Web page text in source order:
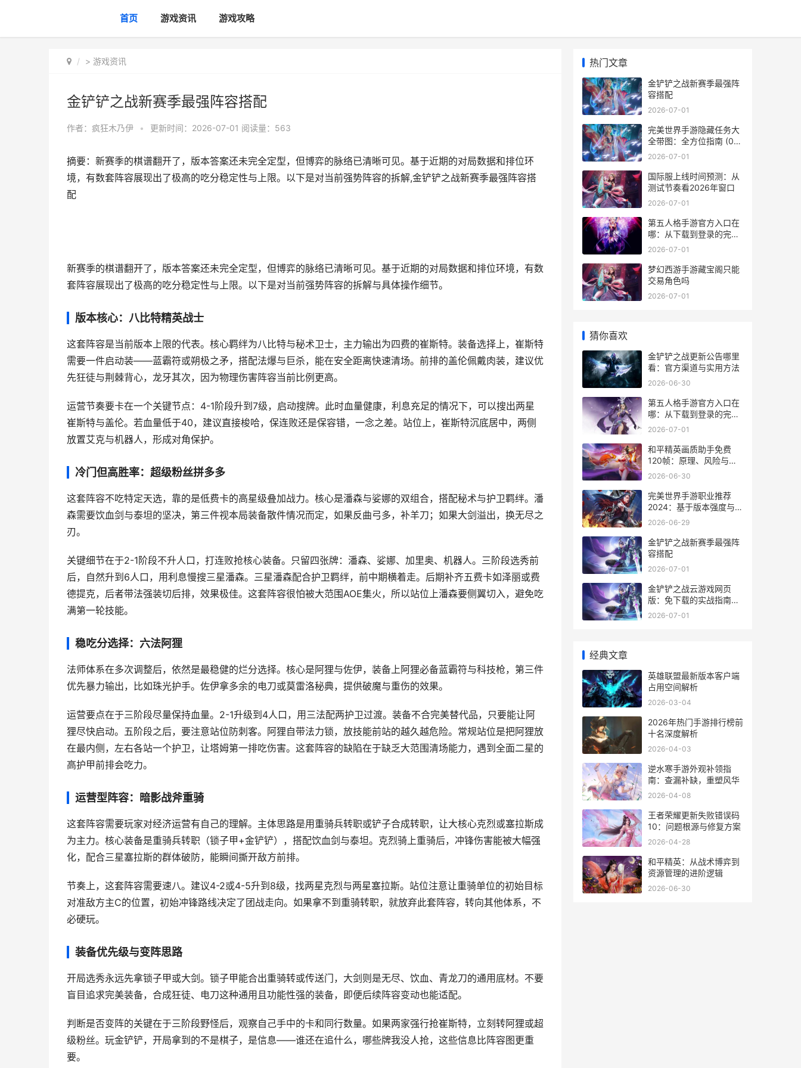
首页 游戏资讯 游戏攻略
> 游戏资讯
金铲铲之战新赛季最强阵容搭配
作者： 疯狂木乃伊 • 更新时间：2026-07-01 阅读量：563
摘要：新赛季的棋谱翻开了，版本答案还未完全定型，但博弈的脉络已清晰可见。基于近期的对局数据和排位环
境，有数套阵容展现出了极高的吃分稳定性与上限。以下是对当前强势阵容的拆解,金铲铲之战新赛季最强阵容搭
配
新赛季的棋谱翻开了，版本答案还未完全定型，但博弈的脉络已清晰可见。基于近期的对局数据和排位环境，有数
套阵容展现出了极高的吃分稳定性与上限。以下是对当前强势阵容的拆解与具体操作细节。
版本核心：八比特精英战士
这套阵容是当前版本上限的代表。核心羁绊为八比特与秘术卫士，主力输出为四费的崔斯特。装备选择上，崔斯特
需要一件启动装——蓝霸符或朔极之矛，搭配法爆与巨杀，能在安全距离快速清场。前排的盖伦佩戴肉装，建议优
先狂徒与荆棘背心，龙牙其次，因为物理伤害阵容当前比例更高。
运营节奏要卡在一个关键节点：4-1阶段升到7级，启动搜牌。此时血量健康，利息充足的情况下，可以搜出两星
崔斯特与盖伦。若血量低于40，建议直接梭哈，保连败还是保容错，一念之差。站位上，崔斯特沉底居中，两侧
放置艾克与机器人，形成对角保护。
冷门但高胜率：超级粉丝拼多多
这套阵容不吃特定天选，靠的是低费卡的高星级叠加战力。核心是潘森与娑娜的双组合，搭配秘术与护卫羁绊。潘
森需要饮血剑与泰坦的坚决，第三件视本局装备散件情况而定，如果反曲弓多，补羊刀；如果大剑溢出，换无尽之
刃。
关键细节在于2-1阶段不升人口，打连败抢核心装备。只留四张牌：潘森、娑娜、加里奥、机器人。三阶段选秀前
后，自然升到6人口，用利息慢搜三星潘森。三星潘森配合护卫羁绊，前中期横着走。后期补齐五费卡如泽丽或费
德提克，后者带法强装切后排，效果极佳。这套阵容很怕被大范围AOE集火，所以站位上潘森要侧翼切入，避免吃
满第一轮技能。
稳吃分选择：六法阿狸
法师体系在多次调整后，依然是最稳健的烂分选择。核心是阿狸与佐伊，装备上阿狸必备蓝霸符与科技枪，第三件
优先暴力输出，比如珠光护手。佐伊拿多余的电刀或莫雷洛秘典，提供破魔与重伤的效果。
运营要点在于三阶段尽量保持血量。2-1升级到4人口，用三法配两护卫过渡。装备不合完美替代品，只要能让阿
狸尽快启动。五阶段之后，要注意站位防刺客。阿狸自带法力锁，放技能前站的越久越危险。常规站位是把阿狸放
在最内侧，左右各站一个护卫，让塔姆第一排吃伤害。这套阵容的缺陷在于缺乏大范围清场能力，遇到全面二星的
高护甲前排会吃力。
运营型阵容：暗影战斧重骑
这套阵容需要玩家对经济运营有自己的理解。主体思路是用重骑兵转职或铲子合成转职，让大核心克烈或塞拉斯成
为主力。核心装备是重骑兵转职（锁子甲+金铲铲），搭配饮血剑与泰坦。克烈骑上重骑后，冲锋伤害能被大幅强
化，配合三星塞拉斯的群体破防，能瞬间撕开敌方前排。
节奏上，这套阵容需要速八。建议4-2或4-5升到8级，找两星克烈与两星塞拉斯。站位注意让重骑单位的初始目标
对准敌方主C的位置，初始冲锋路线决定了团战走向。如果拿不到重骑转职，就放弃此套阵容，转向其他体系，不
必硬玩。
装备优先级与变阵思路
开局选秀永远先拿锁子甲或大剑。锁子甲能合出重骑转或传送门，大剑则是无尽、饮血、青龙刀的通用底材。不要
盲目追求完美装备，合成狂徒、电刀这种通用且功能性强的装备，即便后续阵容变动也能适配。
判断是否变阵的关键在于三阶段野怪后，观察自己手中的卡和同行数量。如果两家强行抢崔斯特，立刻转阿狸或超
级粉丝。玩金铲铲，开局拿到的不是棋子，是信息——谁还在追什么，哪些牌我没人抢，这些信息比阵容图更重
要。
热门文章
金铲铲之战新赛季最强阵
容搭配
2026-07-01
完美世界手游隐藏任务大
全带图：全方位指南 (07
月01日解读)
2026-07-01
国际服上线时间预测：从
测试节奏看2026年窗口
2026-07-01
第五人格手游官方入口在
哪：从下载到登录的完整
指引
2026-07-01
梦幻西游手游藏宝阁只能
交易角色吗
2026-07-01
猜你喜欢
金铲铲之战更新公告哪里
看：官方渠道与实用方法
2026-06-30
第五人格手游官方入口在
哪：从下载到登录的完整
指引
2026-07-01
和平精英画质助手免费
120帧：原理、风险与实
操指南
2026-06-30
完美世界手游职业推荐
2024：基于版本强度与实
战场景的客观分析
2026-06-29
金铲铲之战新赛季最强阵
容搭配
2026-07-01
金铲铲之战云游戏网页
版：免下载的实战指南与
操作误区
2026-07-01
经典文章
英雄联盟最新版本客户端
占用空间解析
2026-03-04
2026年热门手游排行榜前
十名深度解析
2026-04-03
逆水寒手游外观补领指
南：查漏补缺，重塑风华
2026-04-08
王者荣耀更新失败错误码
10：问题根源与修复方案
2026-04-28
和平精英：从战术博弈到
资源管理的进阶逻辑
2026-06-30